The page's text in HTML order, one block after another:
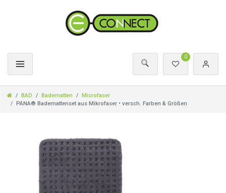
0
BAD Badematten
Microfaser
PANA® Bademattenset aus Mikrofaser • versch. Farben & Größen